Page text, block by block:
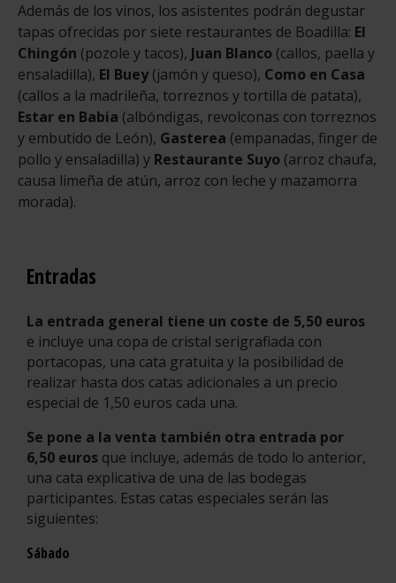
Además de los vinos, los asistentes podrán degustar
tapas ofrecidas por siete restaurantes de Boadilla: El
Chingón (pozole y tacos), Juan Blanco (callos, paella y
ensaladilla), El Buey (jamón y queso), Como en Casa
(callos a la madrileña, torreznos y tortilla de patata),
Estar en Babia (albóndigas, revolconas con torreznos
y embutido de León), Gasterea (empanadas, finger de
pollo y ensaladilla) y Restaurante Suyo (arroz chaufa,
causa limeña de atún, arroz con leche y mazamorra
morada).
Entradas
La entrada general tiene un coste de 5,50 euros
e incluye una copa de cristal serigrafiada con
portacopas, una cata gratuita y la posibilidad de
realizar hasta dos catas adicionales a un precio
especial de 1,50 euros cada una.
Se pone a la venta también otra entrada por
6,50 euros que incluye, además de todo lo anterior,
una cata explicativa de una de las bodegas
participantes. Estas catas especiales serán las
siguientes:
Sábado